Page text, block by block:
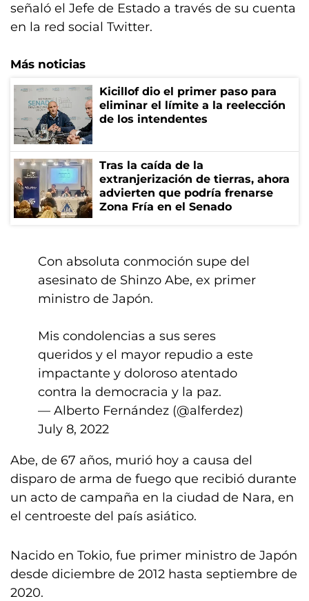
señaló el Jefe de Estado a través de su cuenta
en la red social Twitter.
Más noticias
Kicillof dio el primer paso para
eliminar el límite a la reelección
de los intendentes
Tras la caída de la
extranjerización de tierras, ahora
advierten que podría frenarse
Zona Fría en el Senado
Con absoluta conmoción supe del
asesinato de Shinzo Abe, ex primer
ministro de Japón.
Mis condolencias a sus seres
queridos y el mayor repudio a este
impactante y doloroso atentado
contra la democracia y la paz.
— Alberto Fernández (@alferdez)
July 8, 2022
Abe, de 67 años, murió hoy a causa del
disparo de arma de fuego que recibió durante
un acto de campaña en la ciudad de Nara, en
el centroeste del país asiático.
Nacido en Tokio, fue primer ministro de Japón
desde diciembre de 2012 hasta septiembre de
2020.